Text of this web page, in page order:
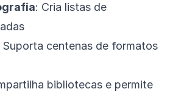
: Cria listas de
Suporta centenas de formatos
bibliotecas e permite